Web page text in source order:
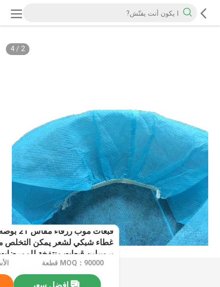
2
/
4
قبعات
غطاء شبكي لشعر يمكن التخلص
بروبيلين قبعات منتفخة
MOQ：90000 قطعة
افضل سعر